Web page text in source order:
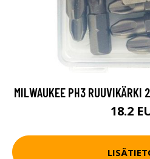
MILWAUKEE PH3 RUUVIKÄRKI
18.2